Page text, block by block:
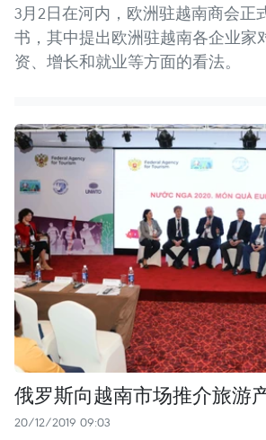
3月2日在河内，欧洲驻越南商会正
书，其中提出欧洲驻越南各企业家
资、增长和就业等方面的看法。
俄罗斯向越南市场推介旅游
20/12/2019 09:03